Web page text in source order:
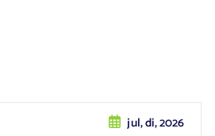
jul, di, 2026